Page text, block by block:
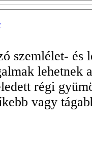
szemlélet- és
lehetnek
régi
vagy